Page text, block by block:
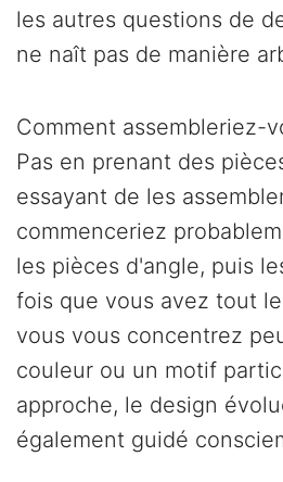
les autres questions de
ne naît pas de manière
Comment assembleriez-
Pas en prenant des
essayant de les
commenceriez
les pièces d'angle, puis
fois que vous avez tout
vous vous concentrez
couleur ou un motif
approche, le design
également guidé